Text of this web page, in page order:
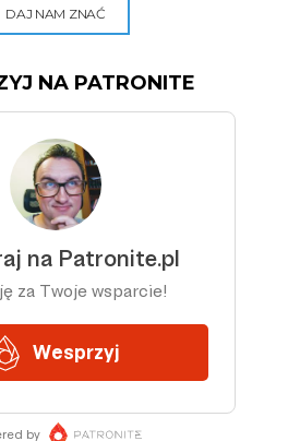
DAJ NAM ZNAĆ
NA PATRONITE